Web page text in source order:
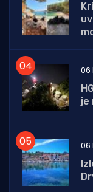
06
je
06